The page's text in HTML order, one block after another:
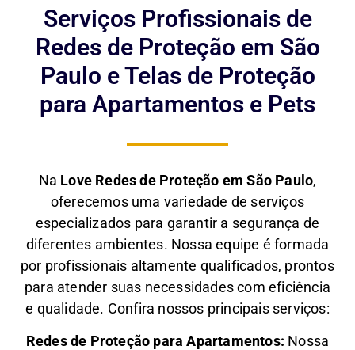
Serviços Profissionais de
Redes de Proteção em São
Paulo e Telas de Proteção
para Apartamentos e Pets
Na Love Redes de Proteção em São Paulo,
oferecemos uma variedade de serviços
especializados para garantir a segurança de
diferentes ambientes. Nossa equipe é formada
por profissionais altamente qualificados, prontos
para atender suas necessidades com eficiência
e qualidade. Confira nossos principais serviços:
Redes de Proteção para Apartamentos: Nossa